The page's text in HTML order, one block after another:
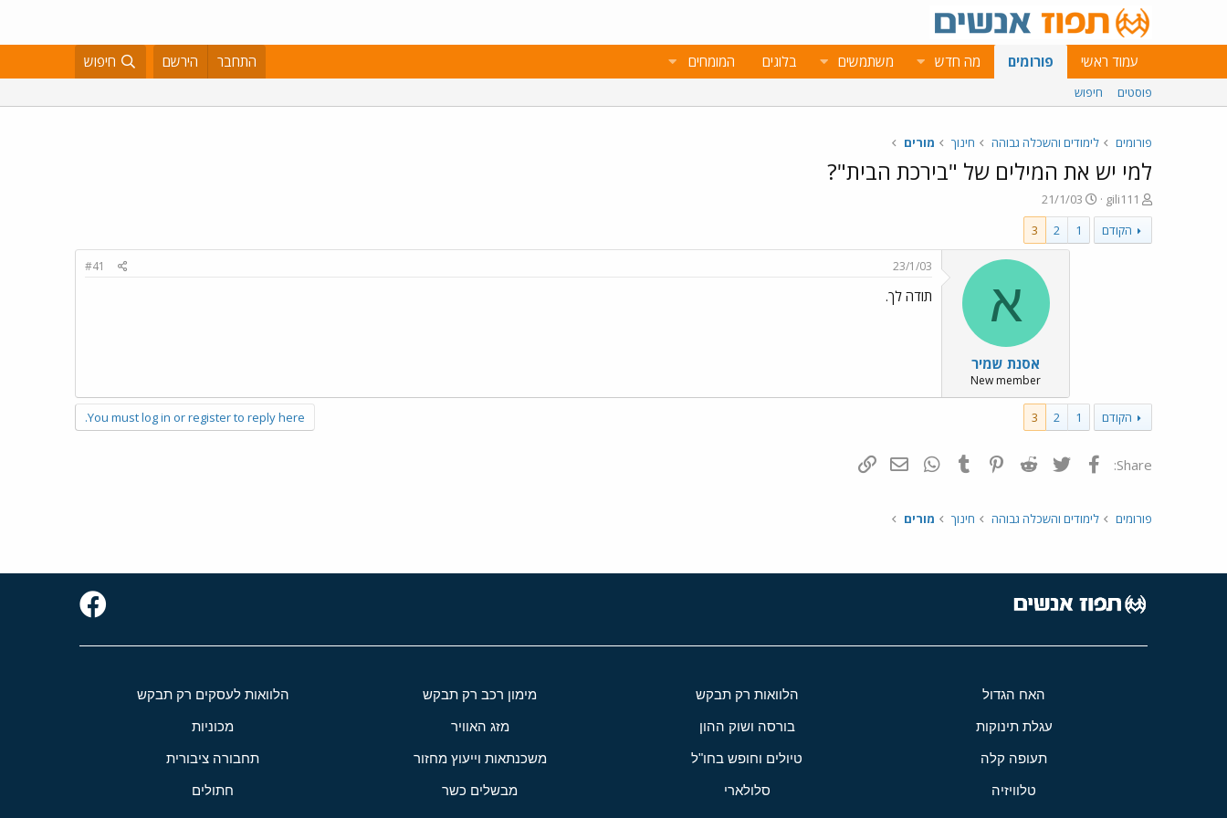
עמוד ראשי פורומים מה חדש משתמשים בלוגים המומחים התחבר הירשם חיפוש
פוסטים חיפוש
פורומים לימודים והשכלה גבוהה חינוך מורים
למי יש את המילים של "בירכת הבית"?
פ
ו
ת
ח
gili111
פ
ו
ר
ס
21/1/03
הקודם
1
2
3
א
אסנת שמיר
New member
23/1/03
#41
תודה לך.
הקודם 1
2
3
You must log in or register to reply here.
Share: פייסבוק Twitter
Reddit
Pinterest
Tumblr
WhatsAppדואר אלקטרוני
פורומים לימודים והשכלה גבוהה חינוך מורים
האח הגדול הלוואות רק תבקש מימון רכב רק תבקש הלוואות לעסקים רק תבקש
עגלת תינוקות בורסה ושוק ההון מזג האוויר מכוניות
תעופה קלה טיולים וחופש בחו"ל משכנתאות וייעוץ מחזור תחבורה ציבורית
טלוויזיה סלולארי מבשלים כשר חתולים